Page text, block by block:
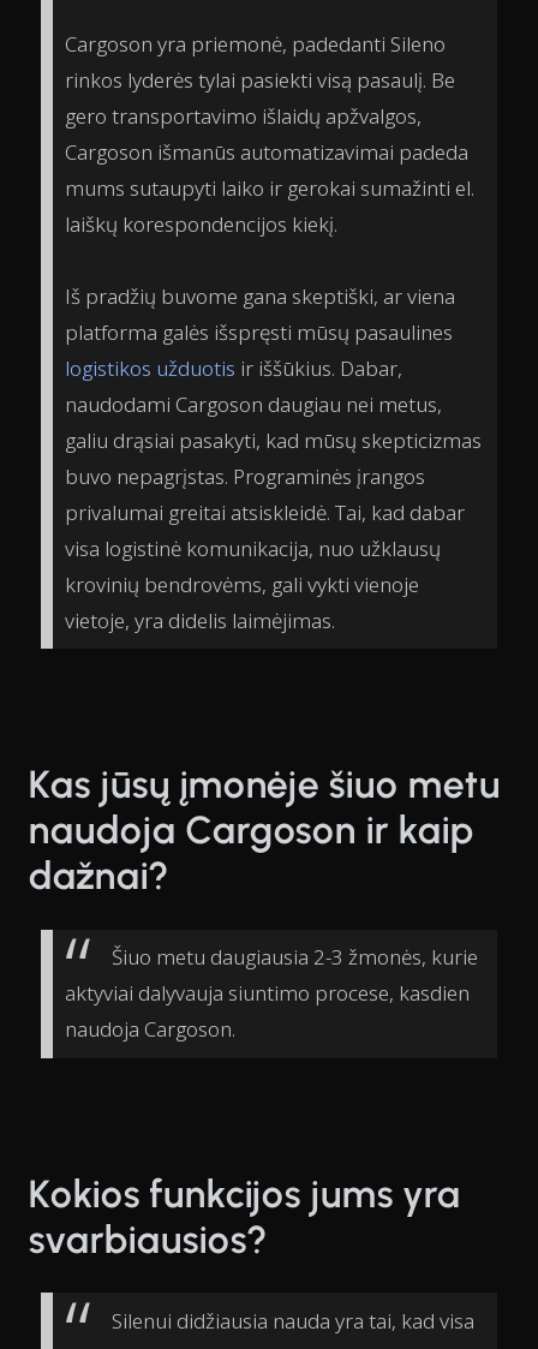
Cargoson yra priemonė, padedanti Sileno
rinkos lyderės tylai pasiekti visą pasaulį. Be
gero transportavimo išlaidų apžvalgos,
Cargoson išmanūs automatizavimai padeda
mums sutaupyti laiko ir gerokai sumažinti el.
laiškų korespondencijos kiekį.
Iš pradžių buvome gana skeptiški, ar viena
platforma galės išspręsti mūsų pasaulines
logistikos užduotis ir iššūkius. Dabar,
naudodami Cargoson daugiau nei metus,
galiu drąsiai pasakyti, kad mūsų skepticizmas
buvo nepagrįstas. Programinės įrangos
privalumai greitai atsiskleidė. Tai, kad dabar
visa logistinė komunikacija, nuo užklausų
krovinių bendrovėms, gali vykti vienoje
vietoje, yra didelis laimėjimas.
Kas jūsų įmonėje šiuo metu
naudoja Cargoson ir kaip
dažnai?
Šiuo metu daugiausia 2-3 žmonės, kurie
aktyviai dalyvauja siuntimo procese, kasdien
naudoja Cargoson.
Kokios funkcijos jums yra
svarbiausios?
Silenui didžiausia nauda yra tai, kad visa